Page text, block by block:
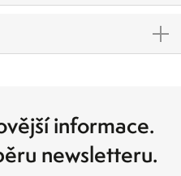
informace.
newsletteru.